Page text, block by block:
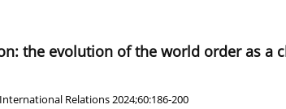
the evolution of the world order as a
Relations 2024;60:186-200